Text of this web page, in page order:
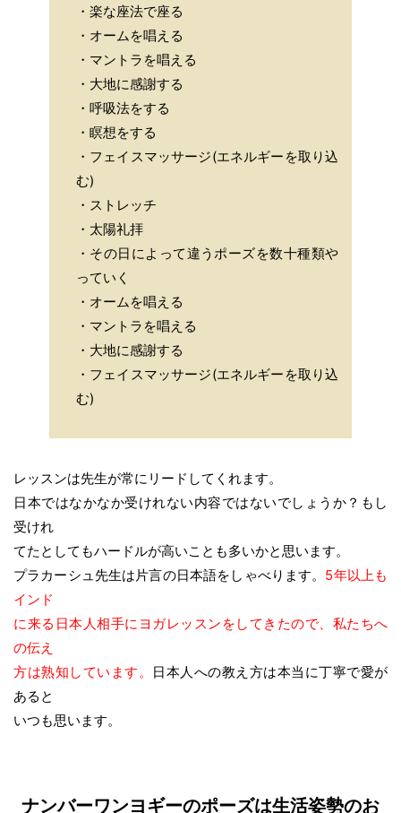
・楽な座法で座る
・オームを唱える
・マントラを唱える
・大地に感謝する
・呼吸法をする
・瞑想をする
・フェイスマッサージ(エネルギーを取り込
む)
・ストレッチ
・太陽礼拝
・その日によって違うポーズを数十種類や
っていく
・オームを唱える
・マントラを唱える
・大地に感謝する
・フェイスマッサージ(エネルギーを取り込
む)
レッスンは先生が常にリードしてくれます。
日本ではなかなか受けれない内容ではないでしょうか？もし
受けれ
てたとしてもハードルが高いことも多いかと思います。
プラカーシュ先生は片言の日本語をしゃべります。 5年以上も
インド
に来る日本人相手にヨガレッスンをしてきたので、私たちへ
の伝え
方は熟知しています。
日本人への教え方は本当に丁寧で愛が
あると
いつも思います。
ナンバーワンヨギーのポーズは生活姿勢のお